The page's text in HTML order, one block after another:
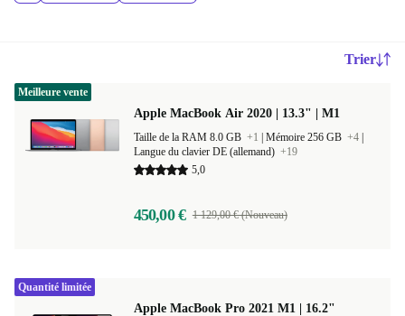
Trier
Apple MacBook Air 2020 | 13.3" | M1
Taille de la RAM 8.0 GB +1 Mémoire 256 GB +4
Langue du clavier DE (allemand) +19
5,0
450,00 € 1 129,00 € (Nouveau)
Meilleure vente
Apple MacBook Pro 2021 M1 | 16.2"
Quantité limitée